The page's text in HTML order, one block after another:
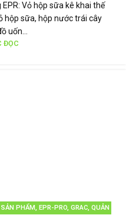
Vỏ hộp sữa kê khai thế
hộp sữa, hộp nước trái cây
uốn...
ĐỌC
PHẨM, EPR-PRO, GRAC, QUẢN